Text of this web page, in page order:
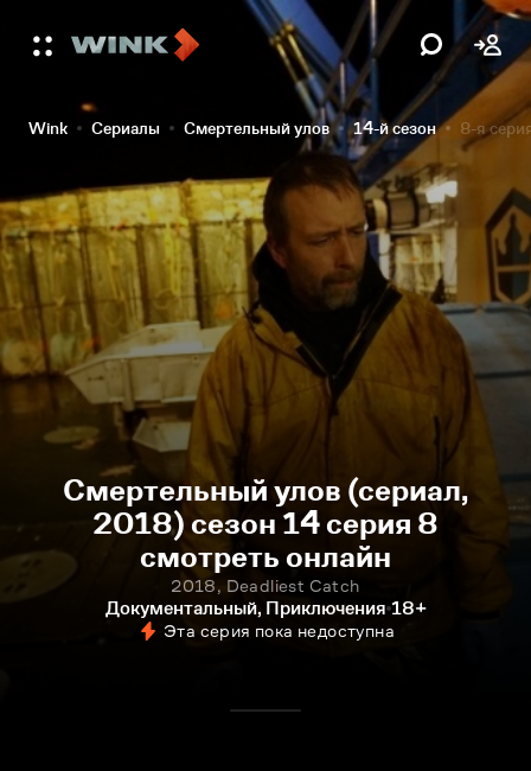
Wink Сериалы Смертельный улов 14-й сезон 8-я
Смертельный улов (сериал,
2018) сезон 14 серия 8
смотреть онлайн
2018, Deadliest Catch
Документальный, Приключения 18+
Эта серия пока недоступна